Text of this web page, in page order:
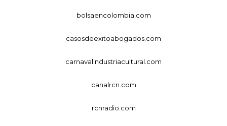
bolsaencolombia.com
casosdeexitoabogados.com
carnavalindustriacultural.com
canalrcn.com
rcnradio.com